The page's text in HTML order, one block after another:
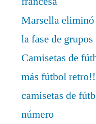
Marsella
la fase de
Camisetas de
más fútbol retro!!
camisetas de
número